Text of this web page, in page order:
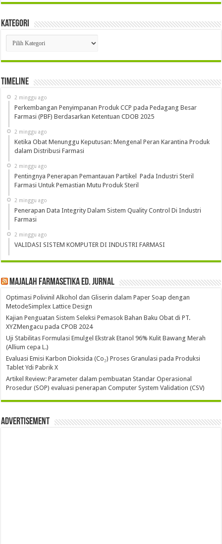
Kategori
Kategori
Timeline
2 minggu ago
Perkembangan Penyimpanan Produk CCP pada Pedagang Besar
Farmasi (PBF) Berdasarkan Ketentuan CDOB 2025
2 minggu ago
Ketika Obat Menunggu Keputusan: Mengenal Peran Karantina Produk
dalam Distribusi Farmasi
2 minggu ago
Pentingnya Penerapan Pemantauan Partikel Pada Industri Steril
Farmasi Untuk Pemastian Mutu Produk Steril
2 minggu ago
Penerapan Data Integrity Dalam Sistem Quality Control Di Industri
Farmasi
2 minggu ago
VALIDASI SISTEM KOMPUTER DI INDUSTRI FARMASI
Majalah Farmasetika Ed. Jurnal
Optimasi Polivinil Alkohol dan Gliserin dalam Paper Soap dengan
MetodeSimplex Lattice Design
Kajian Penguatan Sistem Seleksi Pemasok Bahan Baku Obat di PT.
XYZMengacu pada CPOB 2024
Uji Stabilitas Formulasi Emulgel Ekstrak Etanol 96% Kulit Bawang Merah
(Allium cepa L.)
Evaluasi Emisi Karbon Dioksida (Co₂) Proses Granulasi pada Produksi
Tablet Ydi Pabrik X
Artikel Review: Parameter dalam pembuatan Standar Operasional
Prosedur (SOP) evaluasi penerapan Computer System Validation (CSV)
Advertisement